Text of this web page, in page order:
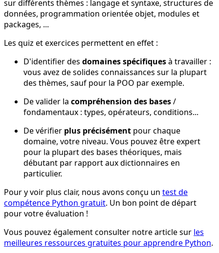
sur différents thèmes : langage et syntaxe, structures de
données, programmation orientée objet, modules et
packages, ...
Les quiz et exercices permettent en effet :
D'identifier des domaines spécifiquesà travailler :
vous avez de solides connaissances sur la plupart
des thèmes, sauf pour la POO par exemple.
De valider la compréhension des bases/
fondamentaux : types, opérateurs, conditions...
De vérifier plus précisément pour chaque
domaine, votre niveau. Vous pouvez être expert
pour la plupart des bases théoriques, mais
débutant par rapport aux dictionnaires en
particulier.
Pour y voir plus clair, nous avons conçu un test de
compétence Python gratuit. Un bon point de départ
pour votre évaluation !
Vous pouvez également consulter notre article sur les
meilleures ressources gratuites pour apprendre Python.